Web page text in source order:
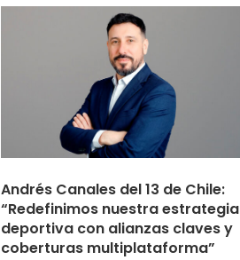
Andrés Canales del 13 de Chile:
“Redefinimos nuestra estrategia
deportiva con alianzas claves y
coberturas multiplataforma”